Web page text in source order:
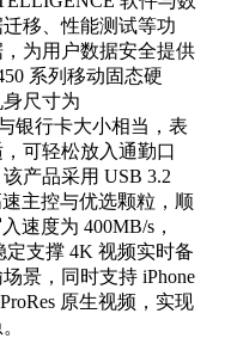
移、性能测试等功
为用户数据安全提供
系列移动固态硬
尺寸为
银行卡大小相当，表
可轻松放入通勤口
产品采用 USB 3.2
主控与优选颗粒，顺
速度为 400MB/s，
定支撑 4K 视频实时备
景，同时支持 iPhone
原生视频，实现